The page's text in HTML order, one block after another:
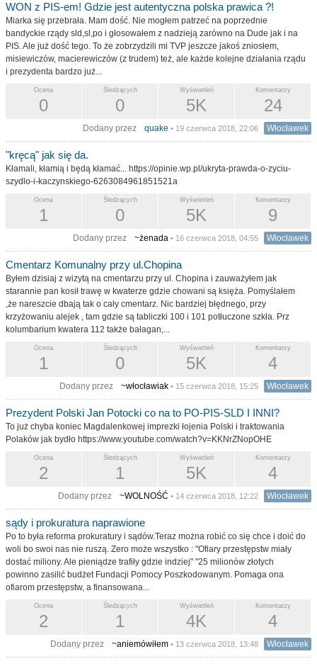
WON z PIS-em! Gdzie jest autentyczna polska prawica ?!
Miarka się przebrała. Mam dość. Nie mogłem patrzeć na poprzednie
bandyckie rządy sld,sl,po i głosowałem z nadzieją zarówno na Dude jak i na
PIS. Ale już dość tego. To że zobrzydzili mi TVP jeszcze jakoś zniosłem,
misiewiczów, macierewiczów (z trudem) też, ale każde kolejne działania rządu
i prezydenta bardzo już...
Komentarzy
24
Wyświetleń
5K
Śledzących
0
Ocena
0
Dodany przez quake • 19 czerwca 2018, 22:06 Włocławek
"kręcą" jak się da.
Kłamali, kłamią i będą kłamać... https://opinie.wp.pl/ukryta-prawda-o-zyciu-
szydlo-i-kaczynskiego-6263084961851521a
Komentarzy
9
Wyświetleń
5K
Śledzących
0
Ocena
1
Dodany przez ~żenada • 16 czerwca 2018, 04:55 Włocławek
Cmentarz Komunalny przy ul.Chopina
Byłem dzisiaj z wizytą na cmentarzu przy ul. Chopina i zauważyłem jak
starannie pan kosił trawę w kwaterze gdzie chowani są księża. Pomyślałem
,że nareszcie dbają tak o cały cmentarz. Nic bardziej błędnego, przy
krzyżowaniu alejek , tam gdzie są tabliczki 100 i 101 potłuczone szkła. Prz
kolumbarium kwatera 112 także bałagan,...
Komentarzy
4
Wyświetleń
5K
Śledzących
0
Ocena
1
Dodany przez ~włocławiak • 15 czerwca 2018, 15:25 Włocławek
Prezydent Polski Jan Potocki co na to PO-PIS-SLD I INNI?
To już chyba koniec Magdalenkowej imprezki łojenia Polski i traktowania
Polaków jak bydło https://www.youtube.com/watch?v=KKNrZNopOHE
Komentarzy
4
Wyświetleń
5K
Śledzących
1
Ocena
2
Dodany przez ~WOLNOŚĆ • 14 czerwca 2018, 12:22 Włocławek
sądy i prokuratura naprawione
Po to była reforma prokuratury i sądów.Teraz można robić co się chce i doić do
woli bo swoi nas nie ruszą. Zero może wszystko : "Ofiary przestępstw miały
dostać miliony. Ale pieniądze trafiły gdzie indziej" "25 milionów złotych
powinno zasilić budżet Fundacji Pomocy Poszkodowanym. Pomaga ona
ofiarom przestępstw, a finansowana...
Komentarzy
4
Wyświetleń
4K
Śledzących
1
Ocena
2
Dodany przez ~aniemówiłem • 13 czerwca 2018, 13:48 Włocławek